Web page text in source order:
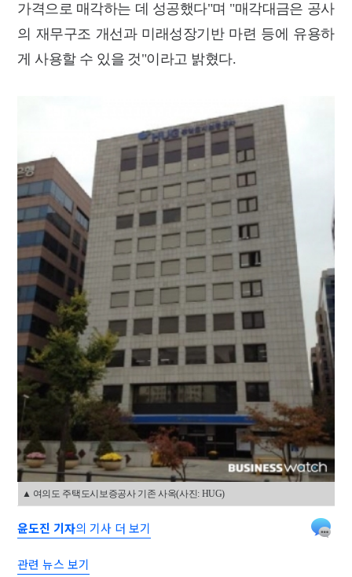
가격으로 매각하는 데 성공했다"며 "매각대금은 공사
의 재무구조 개선과 미래성장기반 마련 등에 유용하
게 사용할 수 있을 것"이라고 밝혔다.
▲ 여의도 주택도시보증공사 기존 사옥(사진: HUG)
윤도진 기자의 기사 더 보기
관련 뉴스 보기